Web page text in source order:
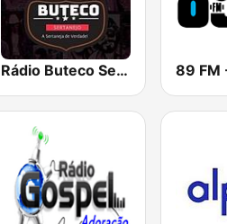
Rádio Buteco Sertanejo